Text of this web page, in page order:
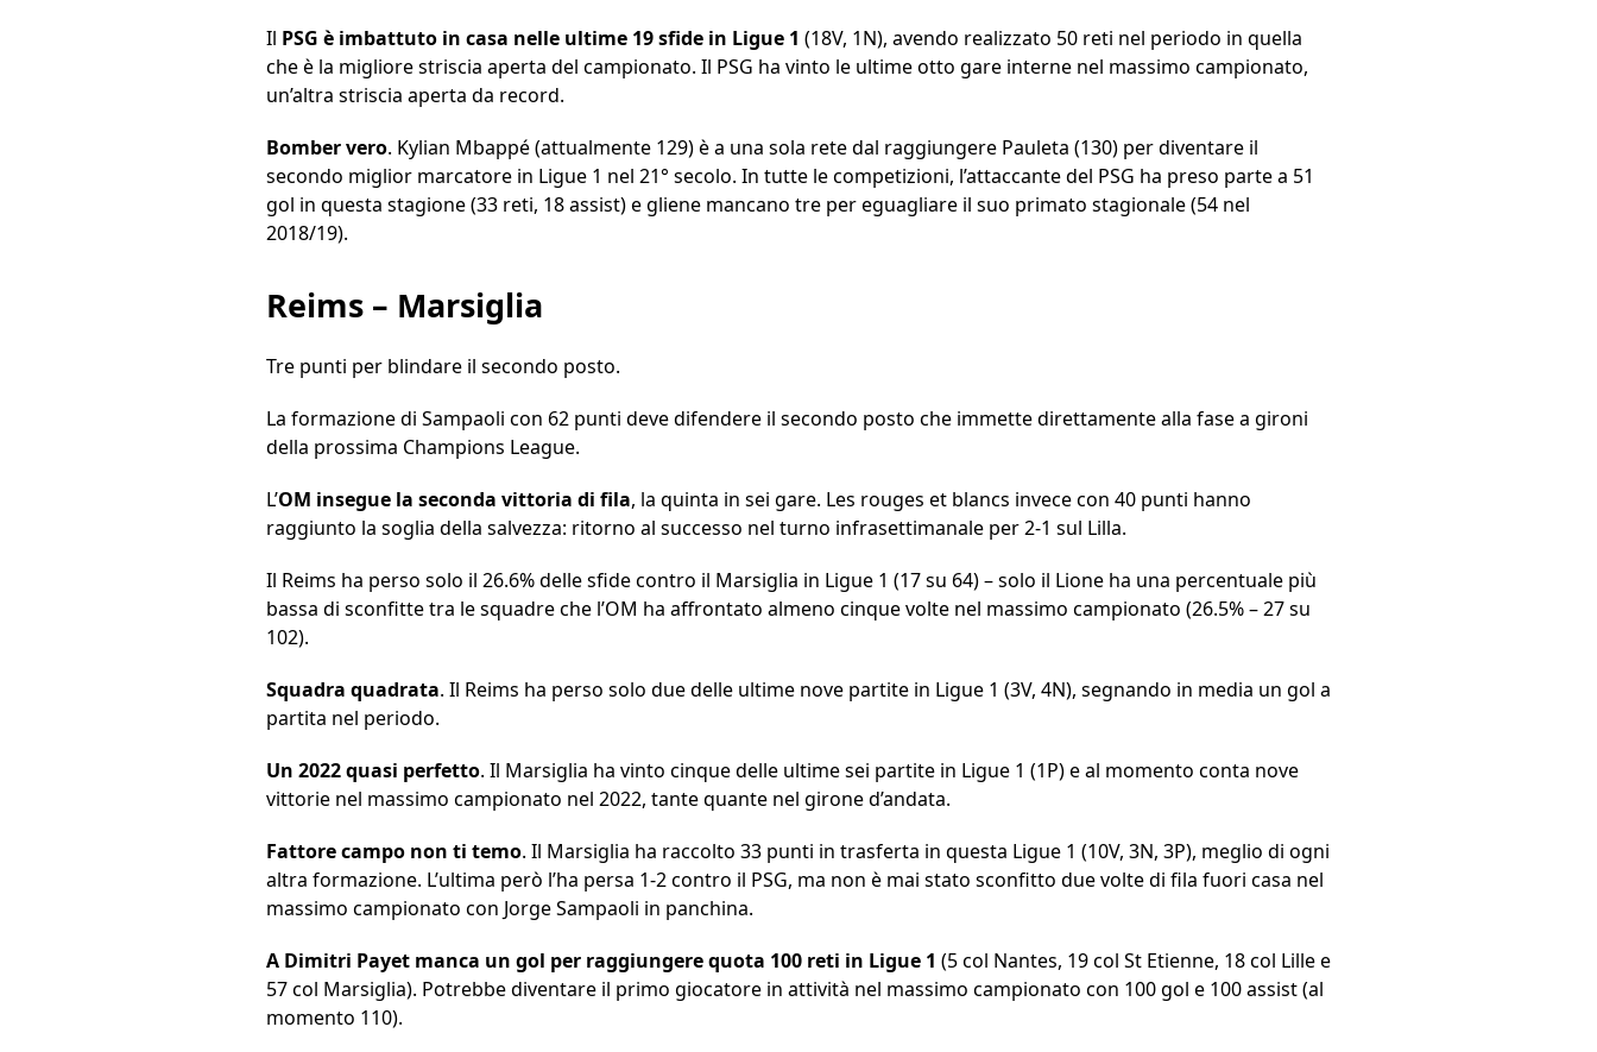
Il PSG è imbattuto in casa nelle ultime 19 sfide in Ligue 1 (18V, 1N), avendo realizzato 50 reti nel periodo in quella
che è la migliore striscia aperta del campionato. Il PSG ha vinto le ultime otto gare interne nel massimo campionato,
un’altra striscia aperta da record.
Bomber vero. Kylian Mbappé (attualmente 129) è a una sola rete dal raggiungere Pauleta (130) per diventare il
secondo miglior marcatore in Ligue 1 nel 21° secolo. In tutte le competizioni, l’attaccante del PSG ha preso parte a 51
gol in questa stagione (33 reti, 18 assist) e gliene mancano tre per eguagliare il suo primato stagionale (54 nel
2018/19).
Reims – Marsiglia
Tre punti per blindare il secondo posto.
La formazione di Sampaoli con 62 punti deve difendere il secondo posto che immette direttamente alla fase a gironi
della prossima Champions League.
L’OM insegue la seconda vittoria di fila, la quinta in sei gare. Les rouges et blancs invece con 40 punti hanno
raggiunto la soglia della salvezza: ritorno al successo nel turno infrasettimanale per 2-1 sul Lilla.
Il Reims ha perso solo il 26.6% delle sfide contro il Marsiglia in Ligue 1 (17 su 64) – solo il Lione ha una percentuale più
bassa di sconfitte tra le squadre che l’OM ha affrontato almeno cinque volte nel massimo campionato (26.5% – 27 su
102).
Squadra quadrata. Il Reims ha perso solo due delle ultime nove partite in Ligue 1 (3V, 4N), segnando in media un gol a
partita nel periodo.
Un 2022 quasi perfetto. Il Marsiglia ha vinto cinque delle ultime sei partite in Ligue 1 (1P) e al momento conta nove
vittorie nel massimo campionato nel 2022, tante quante nel girone d’andata.
Fattore campo non ti temo. Il Marsiglia ha raccolto 33 punti in trasferta in questa Ligue 1 (10V, 3N, 3P), meglio di ogni
altra formazione. L’ultima però l’ha persa 1-2 contro il PSG, ma non è mai stato sconfitto due volte di fila fuori casa nel
massimo campionato con Jorge Sampaoli in panchina.
A Dimitri Payet manca un gol per raggiungere quota 100 reti in Ligue 1 (5 col Nantes, 19 col St Etienne, 18 col Lille e
57 col Marsiglia). Potrebbe diventare il primo giocatore in attività nel massimo campionato con 100 gol e 100 assist (al
momento 110).